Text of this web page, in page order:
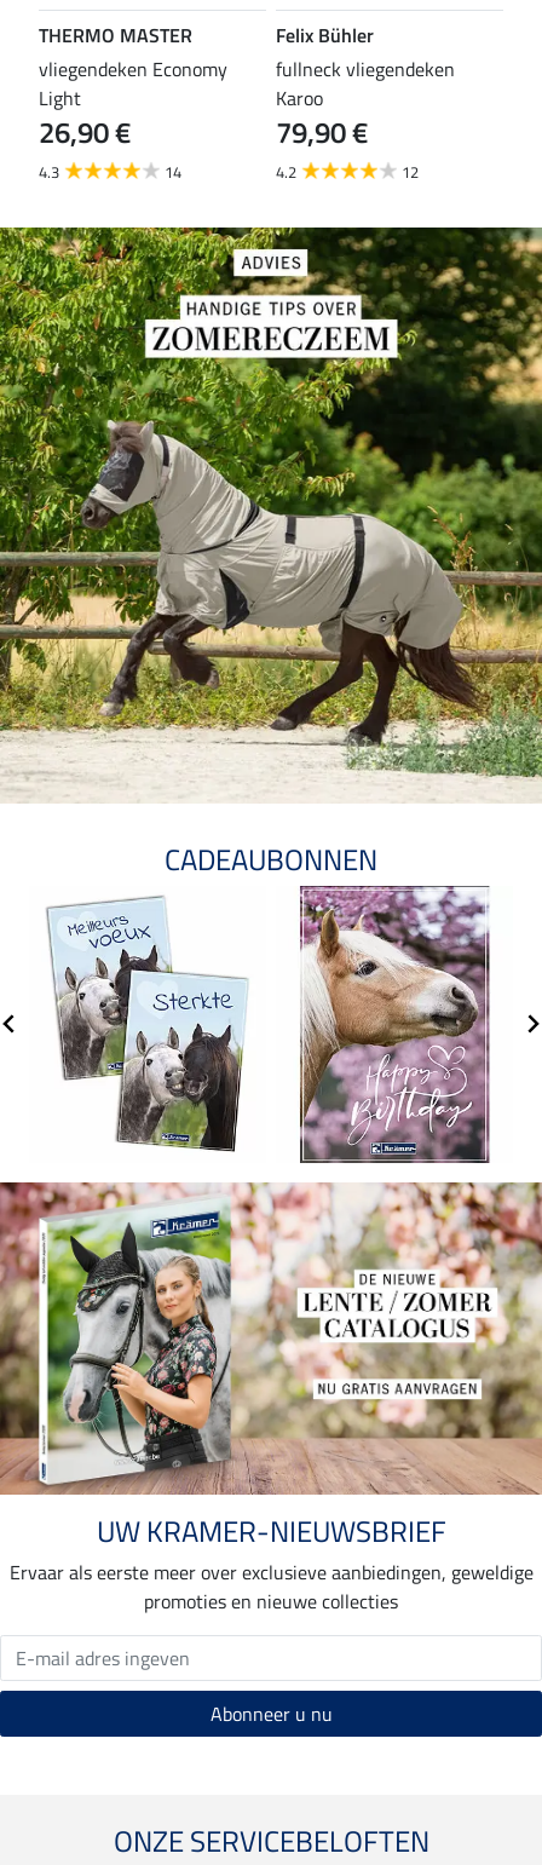
THERMO MASTER
vliegendeken Economy
Light
26,90 €
4.3 14
Felix Bühler
fullneck vliegendeken
Karoo
79,90 €
4.2 12
CADEAUBONNEN
UW KRAMER-NIEUWSBRIEF
Ervaar als eerste meer over exclusieve aanbiedingen, geweldige
promoties en nieuwe collecties
ONZE SERVICEBELOFTEN